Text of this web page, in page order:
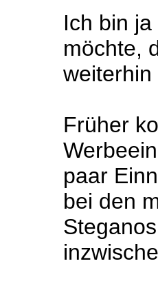
Ich bin
möchte,
Früher
paar
bei den